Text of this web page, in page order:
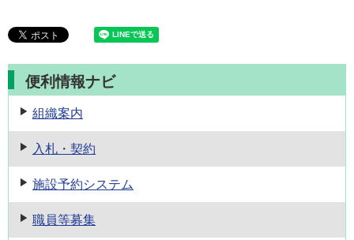
便利情報ナビ
組織案内
入札・契約
施設予約システム
職員等募集